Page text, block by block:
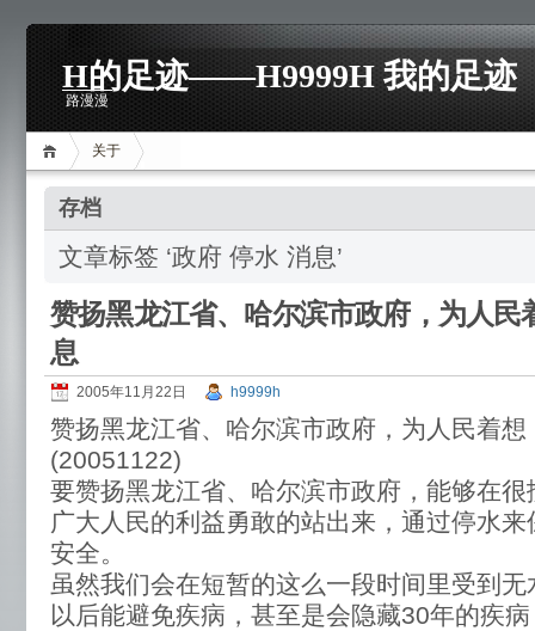
H的足迹——H9999H 我的足迹
路漫漫
关于
存档
文章标签 ‘政府 停水 消息’
赞扬黑龙江省、哈尔滨市政府，为人民
息
2005年11月22日 h9999h
赞扬黑龙江省、哈尔滨市政府，为人民着
(20051122)
要赞扬黑龙江省、哈尔滨市政府，能够在
广大人民的利益勇敢的站出来，通过停水
安全。
虽然我们会在短暂的这么一段时间里受到
以后能避免疾病，甚至是会隐藏30年的疾